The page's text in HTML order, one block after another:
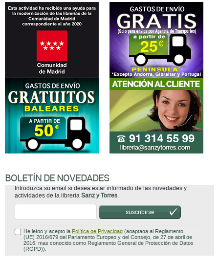
BOLETÍN DE NOVEDADES
Introduzca su email si desea estar informado de las novedades y
actividades de la librería Sanz y Torres
He leído y acepto laPolítica de Privacidad
(UE) 2016/679 del Parlamento Europeo y del Consejo, de 27 de abril de
2016, mas conocido como Reglamento General de Protección de Datos
(RGPD)).
Atención al cliente
Quiénes somos
Servicio a Bibliotecas
Disponibilidad y garantía de los